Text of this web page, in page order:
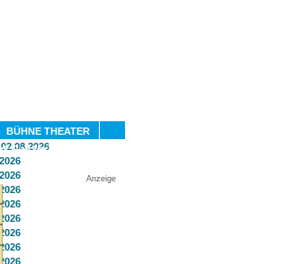
BÜHNE THEATER
Anzeige